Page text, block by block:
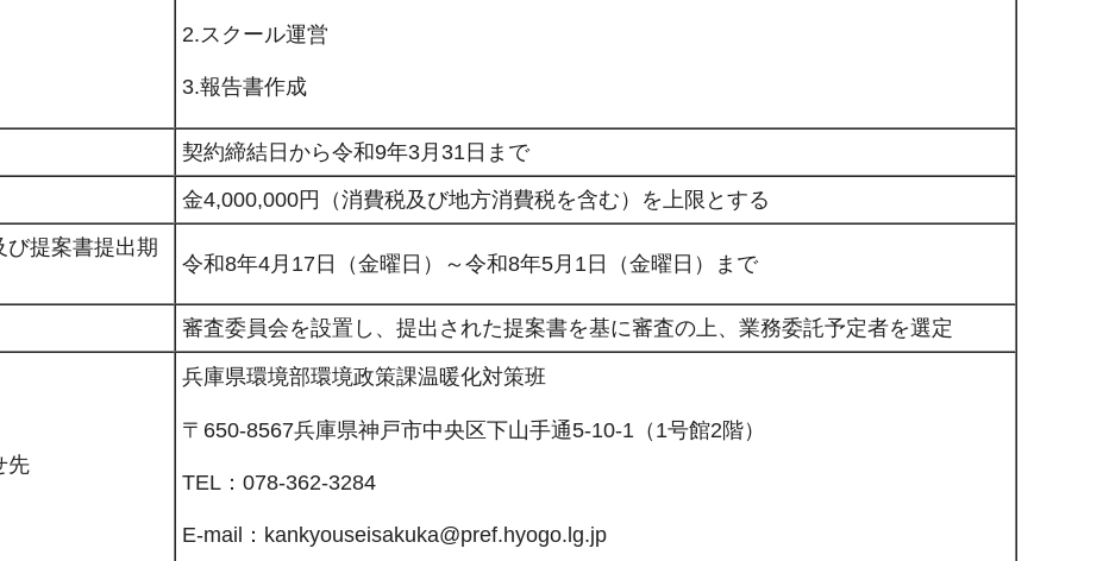
2.スクール運営
3.報告書作成
契約締結日から令和9年3月31日まで
金4,000,000円（消費税及び地方消費税を含む）を上限とする
び提案書提出期
令和8年4月17日（金曜日）～令和8年5月1日（金曜日）まで
審査委員会を設置し、提出された提案書を基に審査の上、業務委託予定者を選定
先
兵庫県環境部環境政策課温暖化対策班
〒650-8567兵庫県神戸市中央区下山手通5-10-1（1号館2階）
TEL：078-362-3284
E-mail：kankyouseisakuka@pref.hyogo.lg.jp